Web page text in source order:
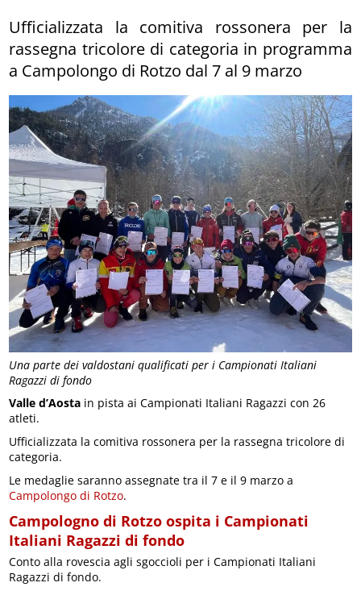
Una parte dei valdostani qualificati per i Campionati Italiani
Ragazzi di fondo
Ufficializzata la comitiva rossonera per la
rassegna tricolore di categoria in programma
a Campolongo di Rotzo dal 7 al 9 marzo
Valle d’Aosta in pista ai Campionati Italiani Ragazzi con 26
atleti.
Ufficializzata la comitiva rossonera per la rassegna tricolore di
categoria.
Le medaglie saranno assegnate tra il 7 e il 9 marzo a
Campolongo di Rotzo.
Campologno di Rotzo ospita i Campionati
Italiani Ragazzi di fondo
Conto alla rovescia agli sgoccioli per i Campionati Italiani
Ragazzi di fondo.